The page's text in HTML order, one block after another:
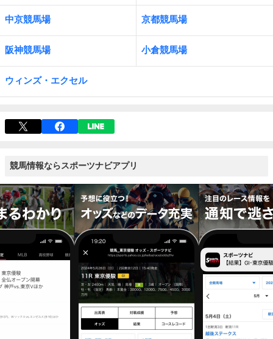
中京競馬場 京都競馬場
阪神競馬場 小倉競馬場
ウィンズ・エクセル
競馬情報ならスポーツナビアプリ